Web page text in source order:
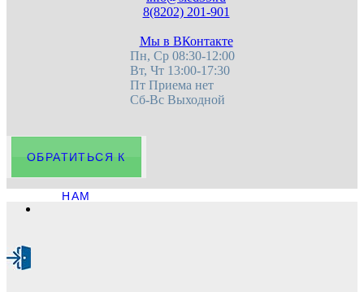
8(8202) 201-901
Мы в ВКонтакте
Пн, Ср 08:30-12:00
Вт, Чт 13:00-17:30
Пт Приема нет
Сб-Вс Выходной
ОБРАТИТЬСЯ К
НАМ